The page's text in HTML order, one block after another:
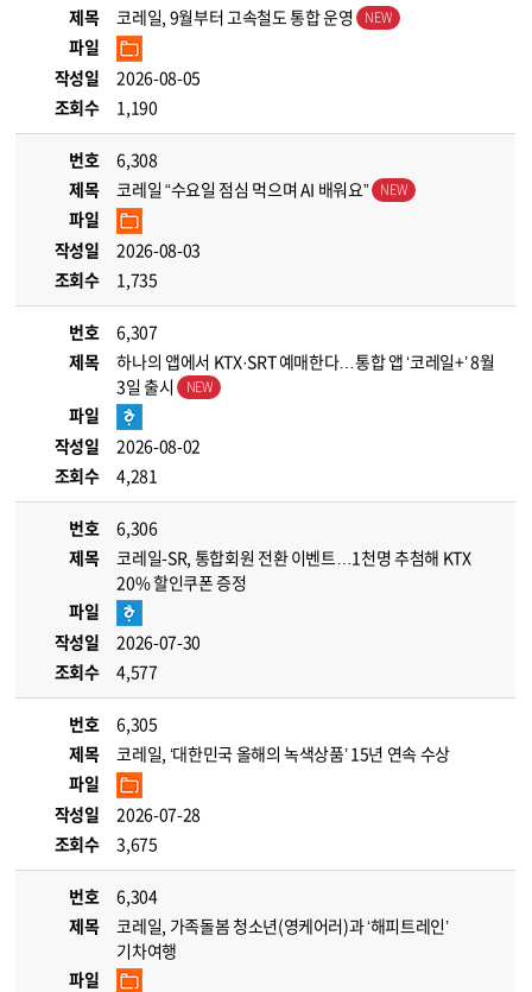
제목
코레일, 9월부터 고속철도 통합 운영
파일
작성일
2026-08-05
조회수
1,190
번호
6,308
제목
코레일 “수요일 점심 먹으며 AI 배워요”
파일
작성일
2026-08-03
조회수
1,735
번호
6,307
제목
하나의 앱에서 KTX·SRT 예매한다…통합 앱 ‘코레일+’ 8월
3일 출시
파일
작성일
2026-08-02
조회수
4,281
번호
6,306
제목
코레일-SR, 통합회원 전환 이벤트…1천명 추첨해 KTX
20% 할인쿠폰 증정
파일
작성일
2026-07-30
조회수
4,577
번호
6,305
제목
코레일, ‘대한민국 올해의 녹색상품’ 15년 연속 수상
파일
작성일
2026-07-28
조회수
3,675
번호
6,304
제목
코레일, 가족돌봄 청소년(영케어러)과 ‘해피트레인’
기차여행
파일